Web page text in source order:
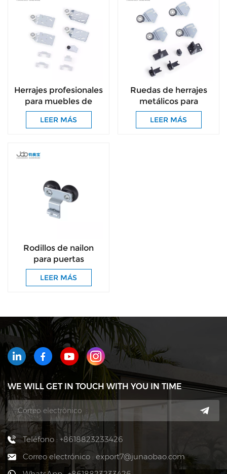
Herrajes profesionales
para muebles de
buena calidad, venta
al por mayor, sistema
puerta de armario con
LEER MÁS
Ruedas de herrajes
metálicos para
puertas de madera,
muy populares
LEER MÁS
Rodillos de nailon
para puertas
corredizas
LEER MÁS
WE WILL GET IN TOUCH WITH YOU IN TIME
Teléfono : +8618823233426
Correo electrónico : export7@junaobao.com